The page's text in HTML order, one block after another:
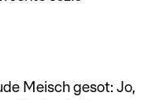
Meisch gesot: Jo,